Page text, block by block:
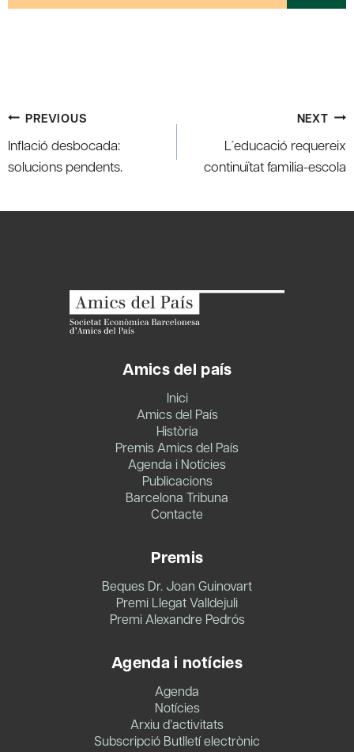
Post
navigation
PREVIOUS
Inflació desbocada:
solucions pendents.
NEXT
L´educació requereix
continuïtat familia-escola
Amics del país
Inici
Amics del País
Història
Premis Amics del País
Agenda i Notícies
Publicacions
Barcelona Tribuna
Contacte
Premis
Beques Dr. Joan Guinovart
Premi Llegat Valldejuli
Premi Alexandre Pedrós
Agenda i notícies
Agenda
Notícies
Arxiu d’activitats
Subscripció Butlletí electrònic